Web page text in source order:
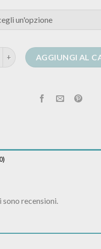
lana nero quantità
AGGIUNGI AL
sono recensioni.